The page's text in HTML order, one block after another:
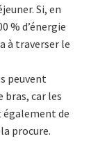
Si, en
% d’énergie
à traverser le
peuvent
bras, car les
de
procure.